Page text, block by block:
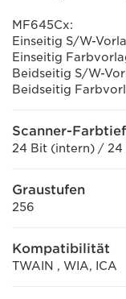
MF645Cx:
Einseitig S/W-
Einseitig
Beidseitig S/W-
Beidseitig
Scanner-
24 Bit (intern) /
Graustufen
256
Kompatibilität
TWAIN , WIA, ICA